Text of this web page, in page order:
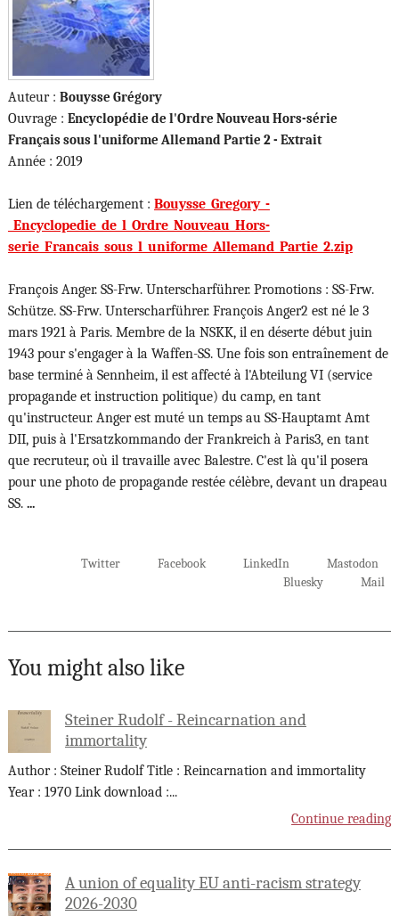
Auteur : Bouysse Grégory
Ouvrage : Encyclopédie de l'Ordre Nouveau Hors-série
Français sous l'uniforme Allemand Partie 2 - Extrait
Année : 2019
Lien de téléchargement : Bouysse_Gregory_-
_Encyclopedie_de_l_Ordre_Nouveau_Hors-
serie_Francais_sous_l_uniforme_Allemand_Partie_2.zip
François Anger. SS-Frw. Unterscharführer. Promotions : SS-Frw.
Schütze. SS-Frw. Unterscharführer. François Anger2 est né le 3
mars 1921 à Paris. Membre de la NSKK, il en déserte début juin
1943 pour s'engager à la Waffen-SS. Une fois son entraînement de
base terminé à Sennheim, il est affecté à l'Abteilung VI (service
propagande et instruction politique) du camp, en tant
qu'instructeur. Anger est muté un temps au SS-Hauptamt Amt
DII, puis à l'Ersatzkommando der Frankreich à Paris3, en tant
que recruteur, où il travaille avec Balestre. C'est là qu'il posera
pour une photo de propagande restée célèbre, devant un drapeau
SS. ...
Twitter Facebook LinkedIn
Mastodon
Bluesky
Mail
You might also like
Steiner Rudolf - Reincarnation and
immortality
Author : Steiner Rudolf Title : Reincarnation and immortality
Year : 1970 Link download :...
Continue reading
A union of equality EU anti-racism strategy
2026-2030